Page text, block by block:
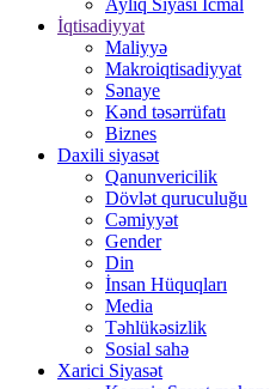
Aylıq Siyasi İcmal
İqtisadiyyat
Maliyyə
Makroiqtisadiyyat
Sənaye
Kənd təsərrüfatı
Biznes
Daxili siyasət
Qanunvericilik
Dövlət quruculuğu
Cəmiyyət
Gender
Din
İnsan Hüquqları
Media
Təhlükəsizlik
Sosial sahə
Xarici Siyasət